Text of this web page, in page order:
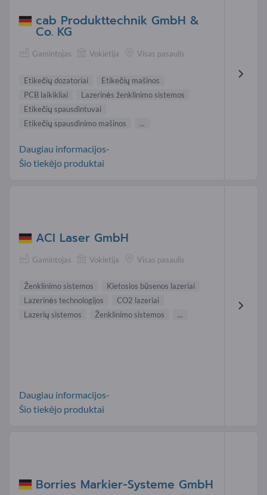
cab Produkttechnik GmbH &
Co. KG
Gamintojas Vokietija Visas pasaulis
Etikečių dozatoriai
Etikečių mašinos
PCB laikikliai
Lazerinės ženklinimo sistemos
Etikečių spausdintuvai
Etikečių spausdinimo mašinos
...
Daugiau informacijos-
Šio tiekėjo produktai
ACI Laser GmbH
Gamintojas Vokietija Visas pasaulis
Ženklinimo sistemos
Kietosios būsenos lazeriai
Lazerinės technologijos
CO2 lazeriai
Lazerių sistemos
Ženklinimo sistemos ...
Daugiau informacijos-
Šio tiekėjo produktai
Borries Markier-Systeme GmbH